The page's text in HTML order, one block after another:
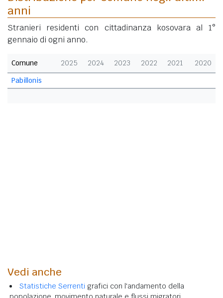
anni
Stranieri residenti con cittadinanza kosovara al 1°
gennaio di ogni anno.
Comune 2025 2024 2023 2022 2021
2020
Pabillonis
Vedi anche
Statistiche Serrenti grafici con l'andamento della